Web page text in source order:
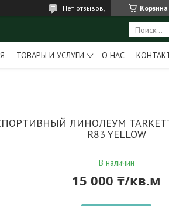
Корзина
Нет отзывов,
ТОВАРЫ И УСЛУГИ О НАС
ЛИНОЛЕУМ TARKETT
R83 YELLOW
В наличии
15 000 ₸/кв.м